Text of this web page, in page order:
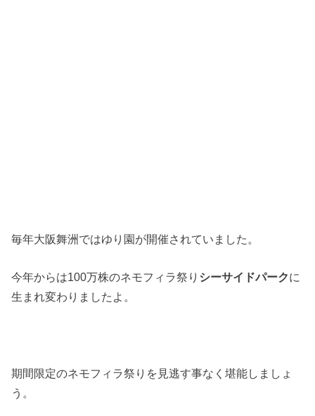
毎年大阪舞洲ではゆり園が開催されていました。
今年からは100万株のネモフィラ祭り シーサイドパークに
生まれ変わりましたよ。
期間限定のネモフィラ祭りを見逃す事なく堪能しましょ
う。